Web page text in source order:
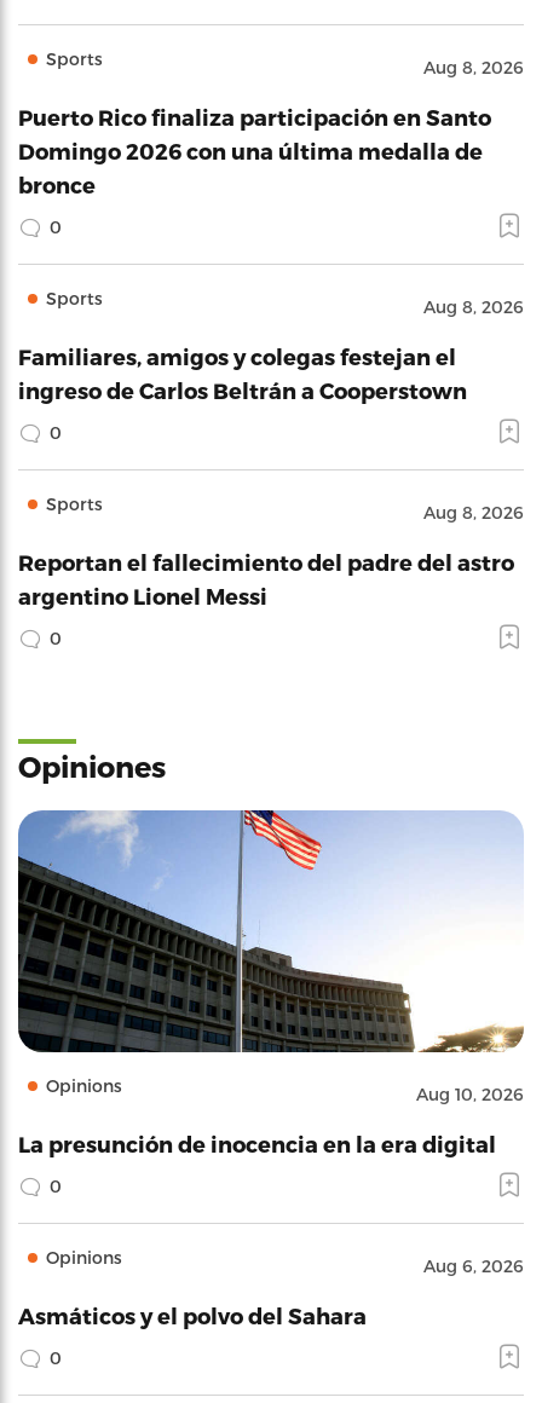
Sports Aug 8, 2026
Puerto Rico finaliza participación en Santo
Domingo 2026 con una última medalla de
bronce
0
Sports Aug 8, 2026
Familiares, amigos y colegas festejan el
ingreso de Carlos Beltrán a Cooperstown
0
Sports Aug 8, 2026
Reportan el fallecimiento del padre del astro
argentino Lionel Messi
0
Opiniones
Opinions Aug 10, 2026
La presunción de inocencia en la era digital
0
Opinions Aug 6, 2026
Asmáticos y el polvo del Sahara
0